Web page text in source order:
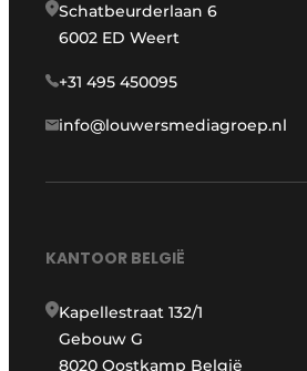
Schatbeurderlaan 6
6002 ED Weert
+31 495 450095
info@louwersmediagroep.nl
KANTOOR BELGIË
Kapellestraat 132/1
Gebouw G
8020 Oostkamp België